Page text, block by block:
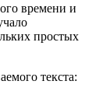
времени и
простых
текста: